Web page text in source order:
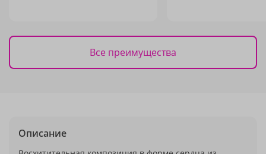
Все преимущества
Описание